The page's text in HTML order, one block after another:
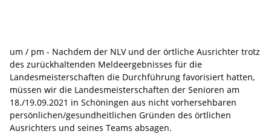
um / pm - Nachdem der NLV und der örtliche Ausrichter trotz
des zurückhaltenden Meldeergebnisses für die
Landesmeisterschaften die Durchführung favorisiert hatten,
müssen wir die Landesmeisterschaften der Senioren am
18./19.09.2021 in Schöningen aus nicht vorhersehbaren
persönlichen/gesundheitlichen Gründen des örtlichen
Ausrichters und seines Teams absagen.